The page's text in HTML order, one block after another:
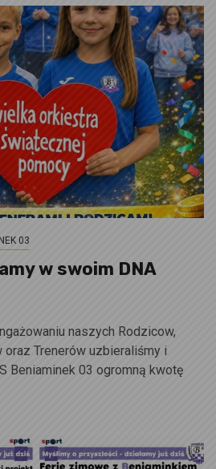
03
w swoim DNA
naszych Rodzicow,
oraz Trenerów uzbieraliśmy i
Beniaminek 03 ogromną kwotę